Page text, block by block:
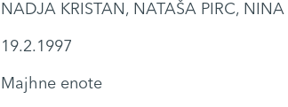
NADJA KRISTAN, NATAŠA PIRC,
19.2.1997
Majhne enote